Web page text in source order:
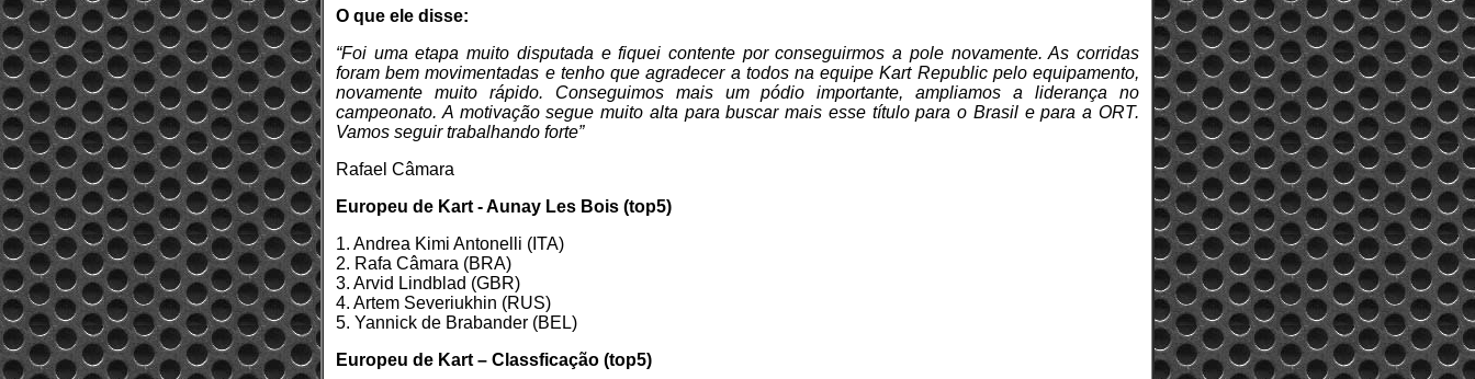
O que ele disse:
“Foi uma etapa muito disputada e fiquei contente por conseguirmos a pole novamente. As corridas
foram bem movimentadas e tenho que agradecer a todos na equipe Kart Republic pelo equipamento,
novamente muito rápido. Conseguimos mais um pódio importante, ampliamos a liderança no
campeonato. A motivação segue muito alta para buscar mais esse título para o Brasil e para a ORT.
Vamos seguir trabalhando forte”
Rafael Câmara
Europeu de Kart - Aunay Les Bois (top5)
1. Andrea Kimi Antonelli (ITA)
2. Rafa Câmara (BRA)
3. Arvid Lindblad (GBR)
4. Artem Severiukhin (RUS)
5. Yannick de Brabander (BEL)
Europeu de Kart – Classficação (top5)